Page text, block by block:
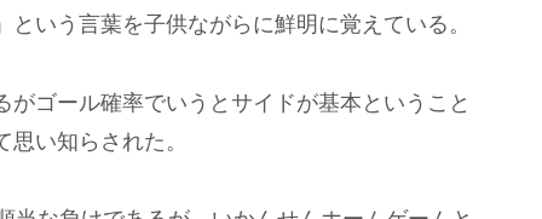
いう言葉を子供ながらに鮮明に覚えている。
ゴール確率でいうとサイドが基本ということ
い知らされた。